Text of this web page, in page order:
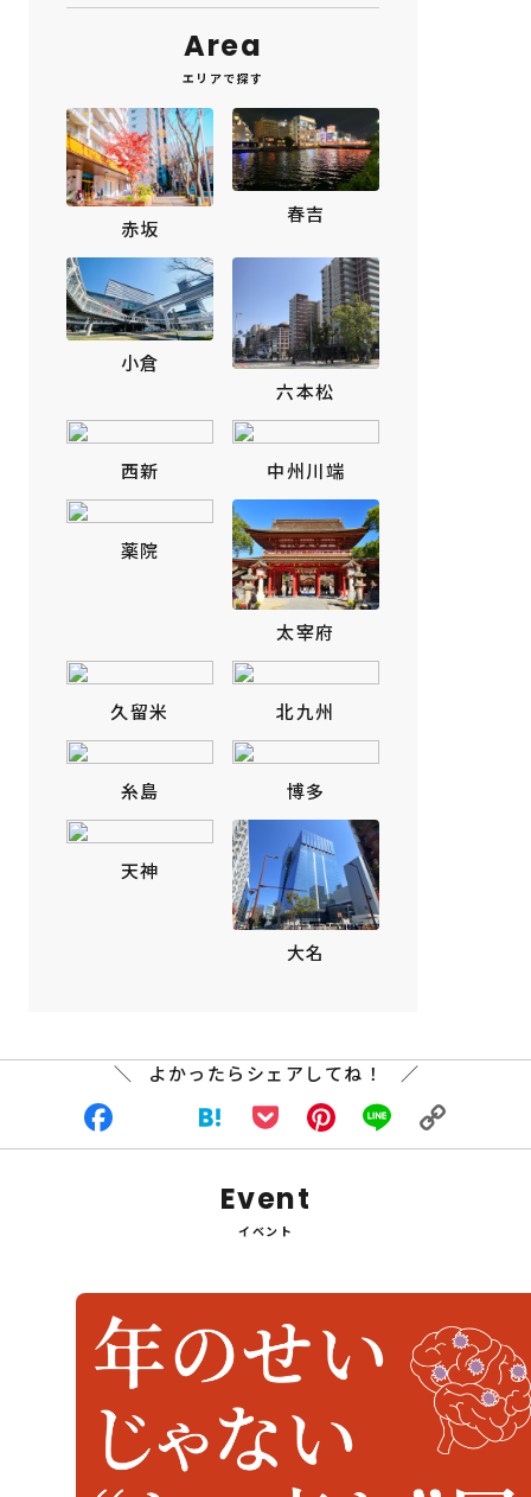
Area
エリアで探す
赤坂
春吉
小倉
六本松
西新 中州川端
薬院
太宰府
久留米 北九州
糸島 博多
天神
大名
よかったらシェアしてね！
Facebook
X HatenaPocketPinterest
Line Copy
Event
イベント